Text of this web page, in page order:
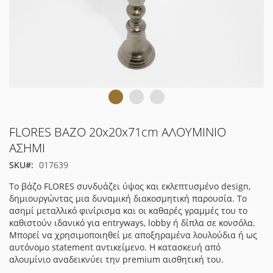
Μετάβαση
στην
αρχή
της
εικόνων
FLORES ΒΑΖΟ 20x20x71cm ΑΛΟΥΜΙΝΙΟ
ΑΣΗΜΙ
SKU
017639
Το βάζο FLORES συνδυάζει ύψος και εκλεπτυσμένο design,
δημιουργώντας μια δυναμική διακοσμητική παρουσία. Το
ασημί μεταλλικό φινίρισμα και οι καθαρές γραμμές του το
καθιστούν ιδανικό για entryways, lobby ή δίπλα σε κονσόλα.
Μπορεί να χρησιμοποιηθεί με αποξηραμένα λουλούδια ή ως
αυτόνομο statement αντικείμενο. Η κατασκευή από
αλουμίνιο αναδεικνύει την premium αισθητική του.